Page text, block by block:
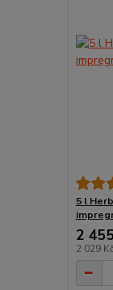
5 l
2
2 029 Kč